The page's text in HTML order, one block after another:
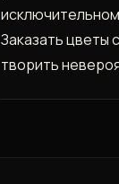
Заказать цветы
творить